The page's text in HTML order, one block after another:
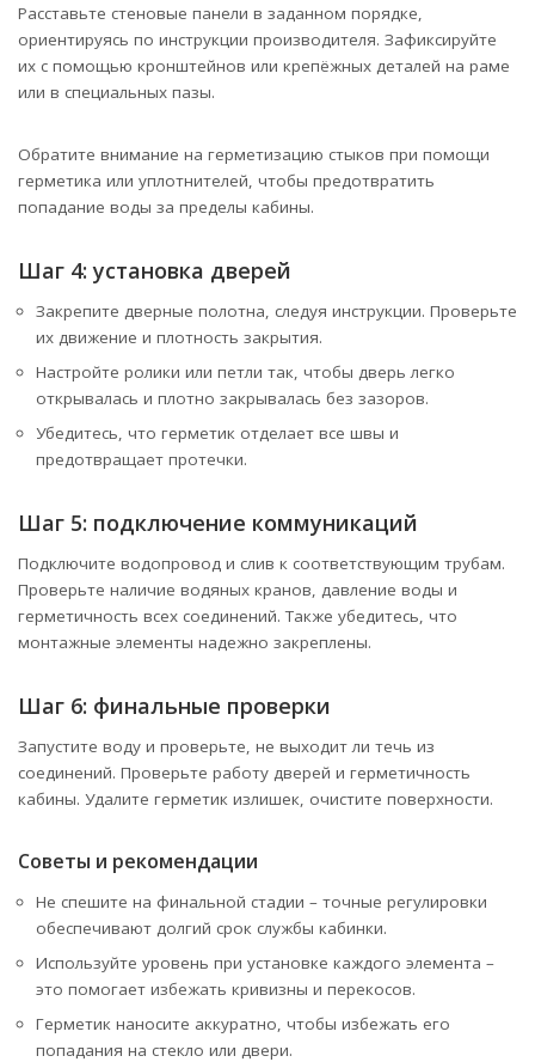
Расставьте стеновые панели в заданном порядке,
ориентируясь по инструкции производителя. Зафиксируйте
их с помощью кронштейнов или крепёжных деталей на раме
или в специальных пазы.
Обратите внимание на герметизацию стыков при помощи
герметика или уплотнителей, чтобы предотвратить
попадание воды за пределы кабины.
Шаг 4: установка дверей
Закрепите дверные полотна, следуя инструкции. Проверьте
их движение и плотность закрытия.
Настройте ролики или петли так, чтобы дверь легко
открывалась и плотно закрывалась без зазоров.
Убедитесь, что герметик отделает все швы и
предотвращает протечки.
Шаг 5: подключение коммуникаций
Подключите водопровод и слив к соответствующим трубам.
Проверьте наличие водяных кранов, давление воды и
герметичность всех соединений. Также убедитесь, что
монтажные элементы надежно закреплены.
Шаг 6: финальные проверки
Запустите воду и проверьте, не выходит ли течь из
соединений. Проверьте работу дверей и герметичность
кабины. Удалите герметик излишек, очистите поверхности.
Советы и рекомендации
Не спешите на финальной стадии – точные регулировки
обеспечивают долгий срок службы кабинки.
Используйте уровень при установке каждого элемента –
это помогает избежать кривизны и перекосов.
Герметик наносите аккуратно, чтобы избежать его
попадания на стекло или двери.